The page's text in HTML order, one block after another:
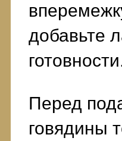
добавьте
Перед
говядины